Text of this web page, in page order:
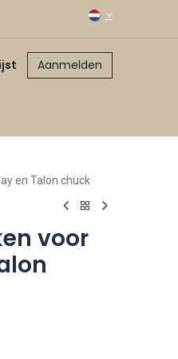
Aanmelden
en Talon chuck
voor